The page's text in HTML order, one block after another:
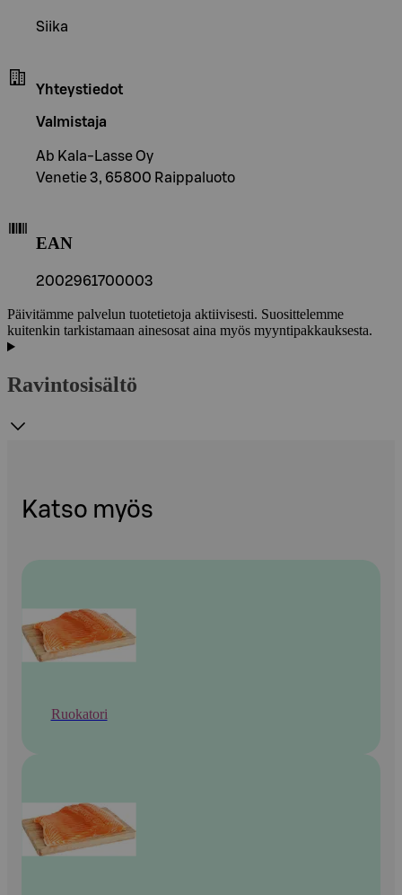
Siika
Yhteystiedot
Valmistaja
Ab Kala-Lasse Oy
Venetie 3, 65800 Raippaluoto
EAN
2002961700003
Päivitämme palvelun tuotetietoja aktiivisesti. Suosittelemme
kuitenkin tarkistamaan ainesosat aina myös myyntipakkauksesta.
Ravintosisältö
Katso myös
Ruokatori